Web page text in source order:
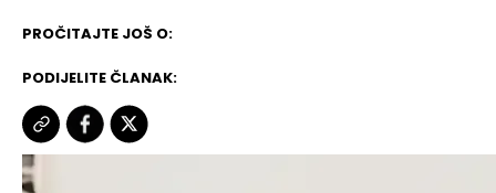
PROČITAJTE JOŠ O:
PODIJELITE ČLANAK: